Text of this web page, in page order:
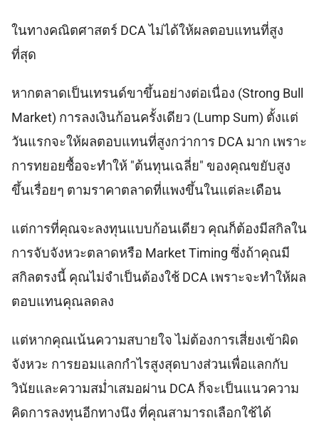
ในทางคณิตศาสตร์ DCA ไม่ได้ให้ผลตอบแทนที่สูง
ที่สุด
หากตลาดเป็นเทรนด์ขาขึ้นอย่างต่อเนื่อง (Strong Bull
Market) การลงเงินก้อนครั้งเดียว (Lump Sum) ตั้งแต่
วันแรกจะให้ผลตอบแทนที่สูงกว่าการ DCA มาก เพราะ
การทยอยซื้อจะทำให้ "ต้นทุนเฉลี่ย" ของคุณขยับสูง
ขึ้นเรื่อยๆ ตามราคาตลาดที่แพงขึ้นในแต่ละเดือน
แต่การที่คุณจะลงทุนแบบก้อนเดียว คุณก็ต้องมีสกิลใน
การจับจังหวะตลาดหรือ Market Timing ซึ่งถ้าคุณมี
สกิลตรงนี้ คุณไม่จำเป็นต้องใช้ DCA เพราะจะทำให้ผล
ตอบแทนคุณลดลง
แต่หากคุณเน้นความสบายใจ ไม่ต้องการเสี่ยงเข้าผิด
จังหวะ การยอมแลกกำไรสูงสุดบางส่วนเพื่อแลกกับ
วินัยและความสม่ำเสมอผ่าน DCA ก็จะเป็นแนวความ
คิดการลงทุนอีกทางนึง ที่คุณสามารถเลือกใช้ได้